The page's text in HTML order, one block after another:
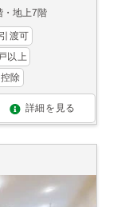
・地上7階
渡可
以上
除
詳細を見る